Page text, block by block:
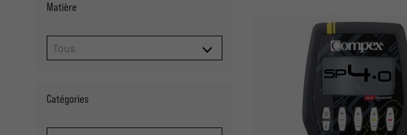
Matière
Catégories